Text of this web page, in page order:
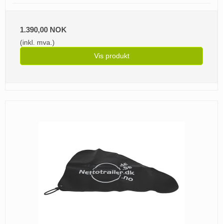
1.390,00 NOK
(inkl. mva.)
Vis produkt